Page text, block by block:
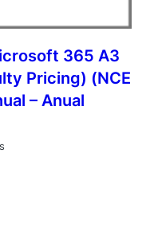
365 A3
Pricing) (NCE
– Anual